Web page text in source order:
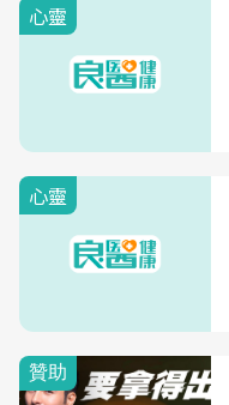
心靈
心靈